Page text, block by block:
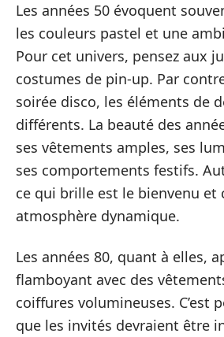
Les années 50 évoquent
les couleurs pastel et une
Pour cet univers, pensez aux
costumes de pin-up. Par
soirée disco, les éléments de
différents. La beauté des
ses vêtements amples, ses
ses comportements festifs.
ce qui brille est le bienvenu et
atmosphère dynamique.
Les années 80, quant à elles,
flamboyant avec des
coiffures volumineuses. C’est
que les invités devraient être